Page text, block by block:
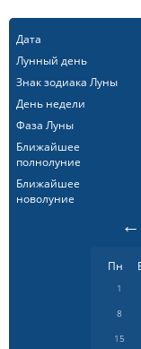
Дата
Лунный день
Знак зодиака Луны
День недели
Фаза Луны
Ближайшее
полнолуние
Ближайшее
новолуние
←
Пн
1
8
15